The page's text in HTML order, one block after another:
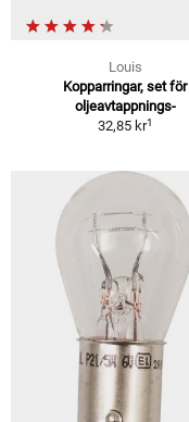
Louis
Kopparringar, set för
oljeavtappnings-
32,85 kr1